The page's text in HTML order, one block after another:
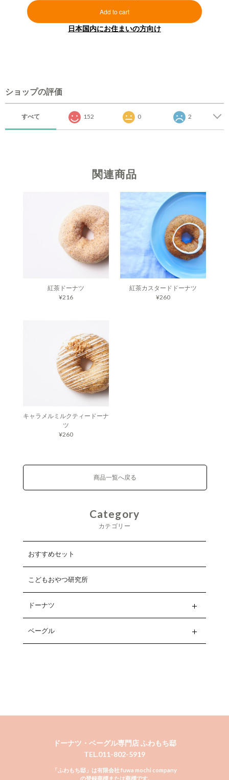
Add to cart
日本国内にお住まいの方向け
ショップの評価
すべて 152 0 2
関連商品
紅茶ドーナツ
¥216
紅茶カスタードドーナツ
¥260
キャラメルミルクティードーナ
ツ
¥260
商品一覧へ戻る
Category
カテゴリー
おすすめセット
こどもおやつ研究所
ドーナツ
ベーグル
ドーナツ・ベーグル専門店 ふわもち邸
TEL.011-802-5919
「ふわもち邸」は有限会社 fuwa mochi company
の登録商標または商標です.